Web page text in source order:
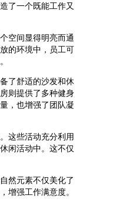
了一个既能工作又
空间显得明亮而通
的环境中，员工可
了舒适的沙发和休
则提供了多种健身
，也增强了团队凝
这些活动充分利用
闲活动中。这不仅
然元素不仅美化了
增强工作满意度。